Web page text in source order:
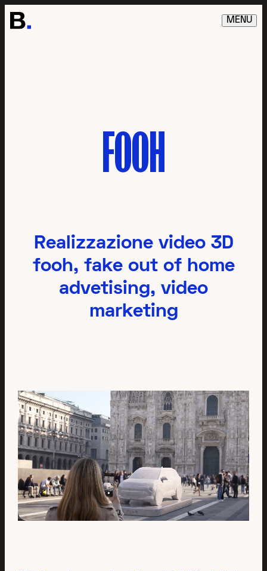
MENU
FOOH
Realizzazione video 3D
fooh, fake out of home
advetising, video
marketing